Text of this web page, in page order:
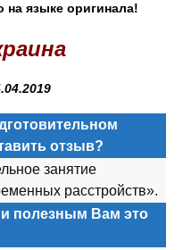
на языке оригинала!
отзыв?
занятие
расстройств».
полезным Вам это